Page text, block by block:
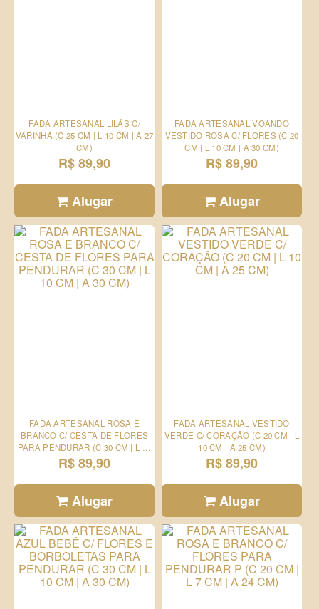
FADA ARTESANAL LILÁS C/
VARINHA (C 25 CM | L 10 CM | A 27
CM)
R$ 89,90
Alugar
FADA ARTESANAL VOANDO
VESTIDO ROSA C/ FLORES (C 20
CM | L 10 CM | A 30 CM)
R$ 89,90
Alugar
FADA ARTESANAL ROSA E
BRANCO C/ CESTA DE FLORES
PARA PENDURAR (C 30 CM | L 10
CM | A 30 CM)
R$ 89,90
Alugar
FADA ARTESANAL VESTIDO
VERDE C/ CORAÇÃO (C 20 CM | L
10 CM | A 25 CM)
R$ 89,90
Alugar